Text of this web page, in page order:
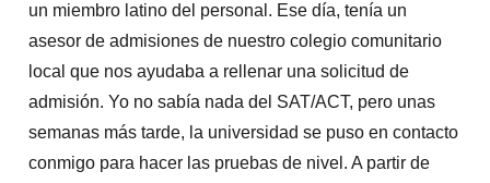
un miembro latino del personal. Ese día, tenía un
asesor de admisiones de nuestro colegio comunitario
local que nos ayudaba a rellenar una solicitud de
admisión. Yo no sabía nada del SAT/ACT, pero unas
semanas más tarde, la universidad se puso en contacto
conmigo para hacer las pruebas de nivel. A partir de